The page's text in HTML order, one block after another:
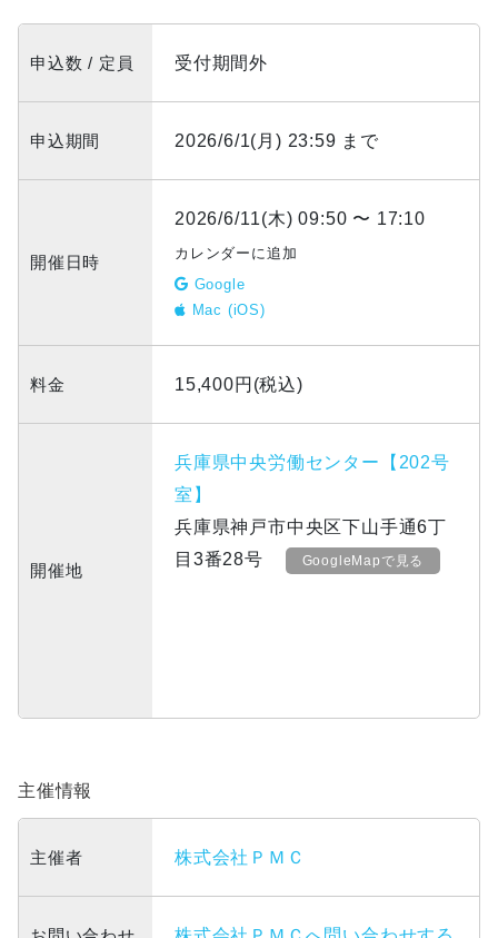
申込数 / 定員 受付期間外
申込期間 2026/6/1(月) 23:59 まで
開催日時
2026/6/11(木) 09:50 〜 17:10
カレンダーに追加
Google
Mac (iOS)
料金 15,400円(税込)
開催地
兵庫県中央労働センター【202号
室】
兵庫県神戸市中央区下山手通6丁
目3番28号
GoogleMapで見る
主催情報
主催者 株式会社ＰＭＣ